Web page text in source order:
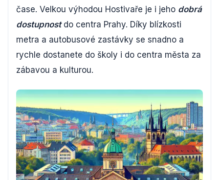
čase. Velkou výhodou Hostivaře je i jeho dobrá
dostupnostdo centra Prahy. Díky blízkosti
metra a autobusové zastávky se snadno a
rychle dostanete do školy i do centra města za
zábavou a kulturou.